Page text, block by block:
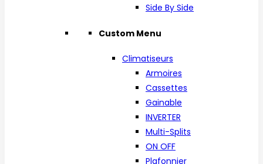
Side By Side
Custom Menu
Climatiseurs
Armoires
Cassettes
Gainable
INVERTER
Multi-Splits
ON OFF
Plafonnier